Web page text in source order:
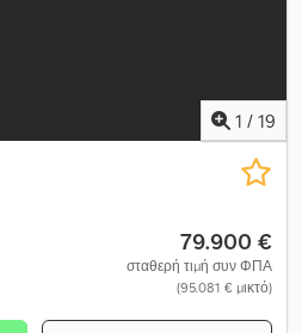
1 / 19
79.900 €
σταθερή τιμή συν ΦΠΑ
(95.081 € μικτό)